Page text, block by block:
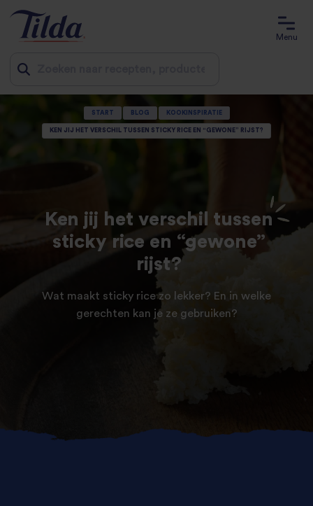
Menu
START BLOG KOOKINSPIRATIE
KEN JIJ HET VERSCHIL TUSSEN STICKY RICE EN “GEWONE” RIJST?
Ken jij het verschil tussen
sticky rice en “gewone”
rijst?
Wat maakt sticky rice zo lekker? En in welke
gerechten kan je ze gebruiken?